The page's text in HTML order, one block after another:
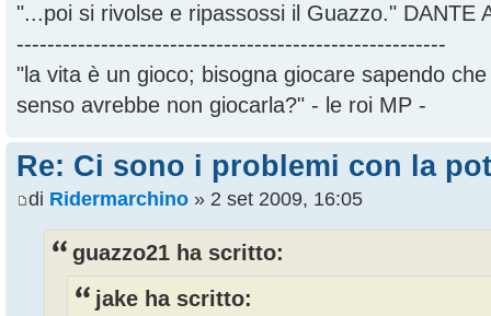
"...poi si rivolse e ripassossi il Guazzo." DANTE
--------------------------------------------------------
"la vita è un gioco; bisogna giocare sapendo
senso avrebbe non giocarla?" - le roi MP -
Re: Ci sono i problemi con la
di Ridermarchino » 2 set 2009, 16:05
guazzo21 ha scritto:
jake ha scritto: